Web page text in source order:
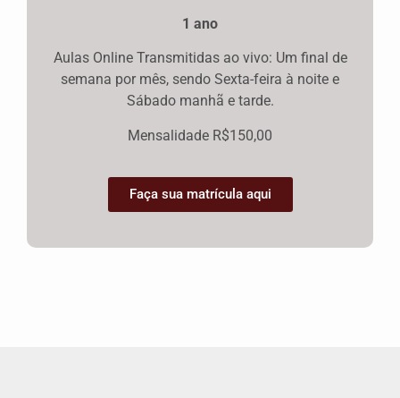
1 ano
Aulas Online Transmitidas ao vivo: Um final de
semana por mês, sendo Sexta-feira à noite e
Sábado manhã e tarde.
Mensalidade R$150,00
Faça sua matrícula aqui